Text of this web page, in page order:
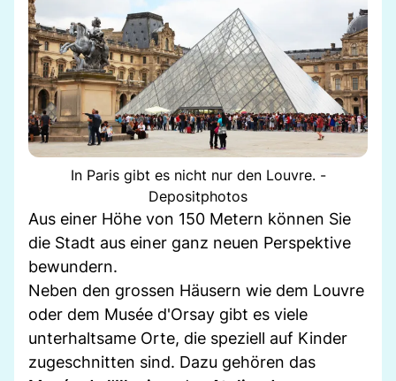
In Paris gibt es nicht nur den Louvre. -
Depositphotos
Aus einer Höhe von 150 Metern können Sie
die Stadt aus einer ganz neuen Perspektive
bewundern.
Neben den grossen Häusern wie dem Louvre
oder dem Musée d'Orsay gibt es viele
unterhaltsame Orte, die speziell auf Kinder
zugeschnitten sind. Dazu gehören das